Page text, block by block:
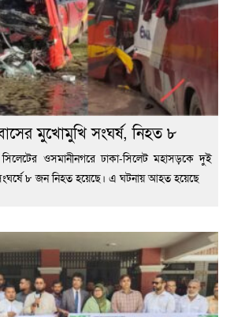
মুখোমুখি সংঘর্ষ, নিহত ৮
সিলেটের ওসমানীনগরে ঢাকা-সিলেট মহাসড়কে দুই
সংঘর্ষে ৮ জন নিহত হয়েছে। এ ঘটনায় আহত হয়েছে